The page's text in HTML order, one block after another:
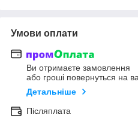
Умови оплати
Ви отримаєте замовлення
або гроші повернуться на
Детальніше
Післяплата